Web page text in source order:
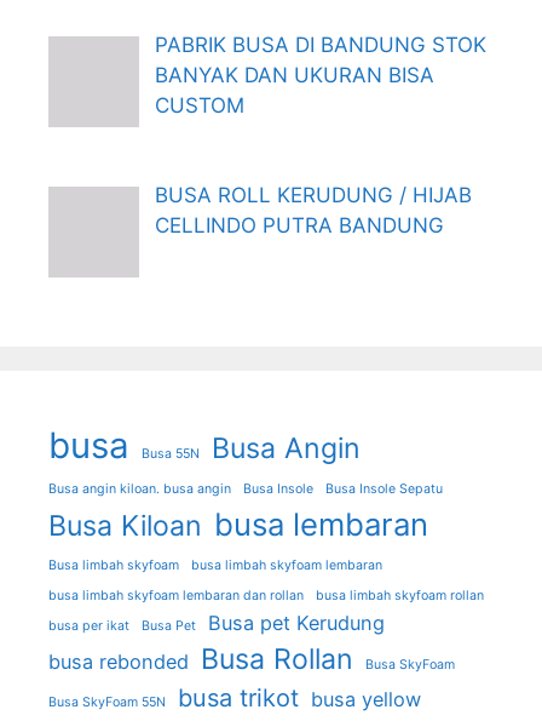
PABRIK BUSA DI BANDUNG STOK
BANYAK DAN UKURAN BISA
CUSTOM
BUSA ROLL KERUDUNG / HIJAB
CELLINDO PUTRA BANDUNG
busa Busa 55N Busa Angin
Busa angin kiloan. busa angin Busa Insole Busa Insole Sepatu
Busa Kiloan busa lembaran
Busa limbah skyfoam
busa limbah skyfoam lembaran
busa limbah skyfoam lembaran dan rollan
busa limbah skyfoam rollan
busa per ikat
Busa Pet
Busa pet Kerudung
busa rebonded
Busa Rollan Busa SkyFoam
Busa SkyFoam 55N busa trikot busa yellow